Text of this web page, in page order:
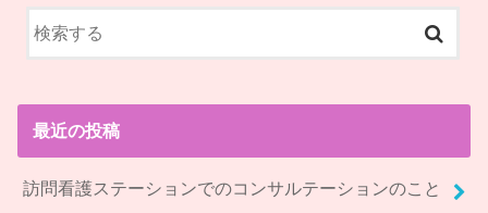
最近の投稿
訪問看護ステーションでのコンサルテーションのこと